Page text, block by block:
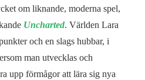
om liknande, moderna spel,
Uncharted. Världen Lara
och en slags hubbar, i
man utvecklas och
upp förmågor att lära sig nya